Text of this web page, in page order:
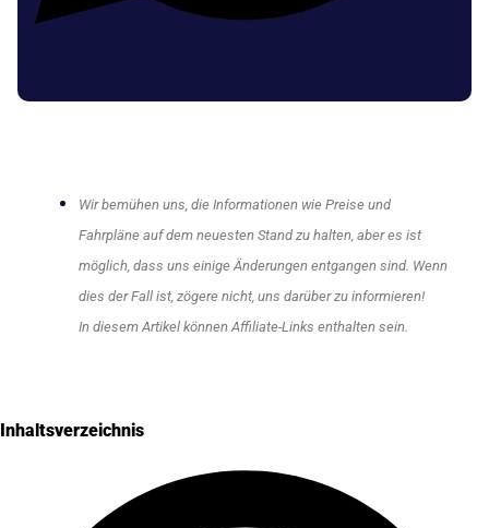
Wir bemühen uns, die Informationen wie Preise und
Fahrpläne auf dem neuesten Stand zu halten, aber es ist
möglich, dass uns einige Änderungen entgangen sind. Wenn
dies der Fall ist, zögere nicht, uns darüber zu informieren!
In diesem Artikel können Affiliate-Links enthalten sein.
Inhaltsverzeichnis